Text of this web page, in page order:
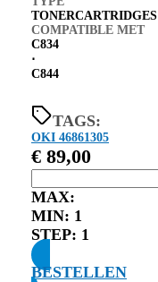
TONERCARTRIDGES
COMPATIBLE MET
C834
⋅
C844
TAGS:
OKI 46861305
€ 89,00
MAX:
MIN: 1
STEP: 1
BESTELLEN